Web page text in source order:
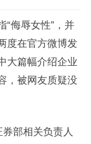
“侮辱女性”，并
度在官方微博发
大篇幅介绍企业
，被网友质疑没
部相关负责人